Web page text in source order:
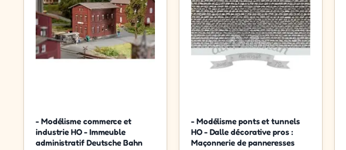
- Modélisme commerce et
industrie HO - Immeuble
administratif Deutsche Bahn
- Modélisme ponts et tunnels
HO - Dalle décorative pros :
Maçonnerie de panneresses